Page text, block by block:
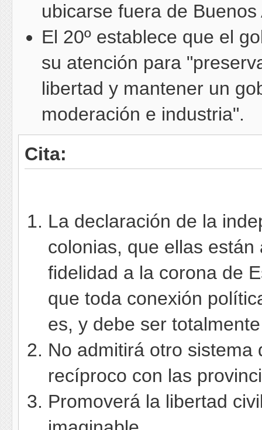
ubicarse fuera de Buenos
El 20º establece que el
su atención para
libertad y mantener un
moderación e industria".
Cita:
La declaración de la
colonias, que ellas
fidelidad a la corona de
que toda conexión
es, y debe ser
No admitirá otro
recíproco con las
Promoverá la libertad